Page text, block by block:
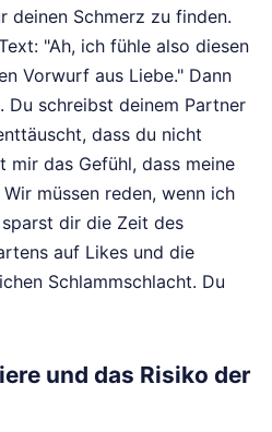
deinen Schmerz zu finden.
"Ah, ich fühle also diesen
Vorwurf aus Liebe." Dann
Du schreibst deinem Partner
dass du nicht
mir das Gefühl, dass meine
müssen reden, wenn ich
dir die Zeit des
auf Likes und die
Schlammschlacht. Du
und das Risiko der